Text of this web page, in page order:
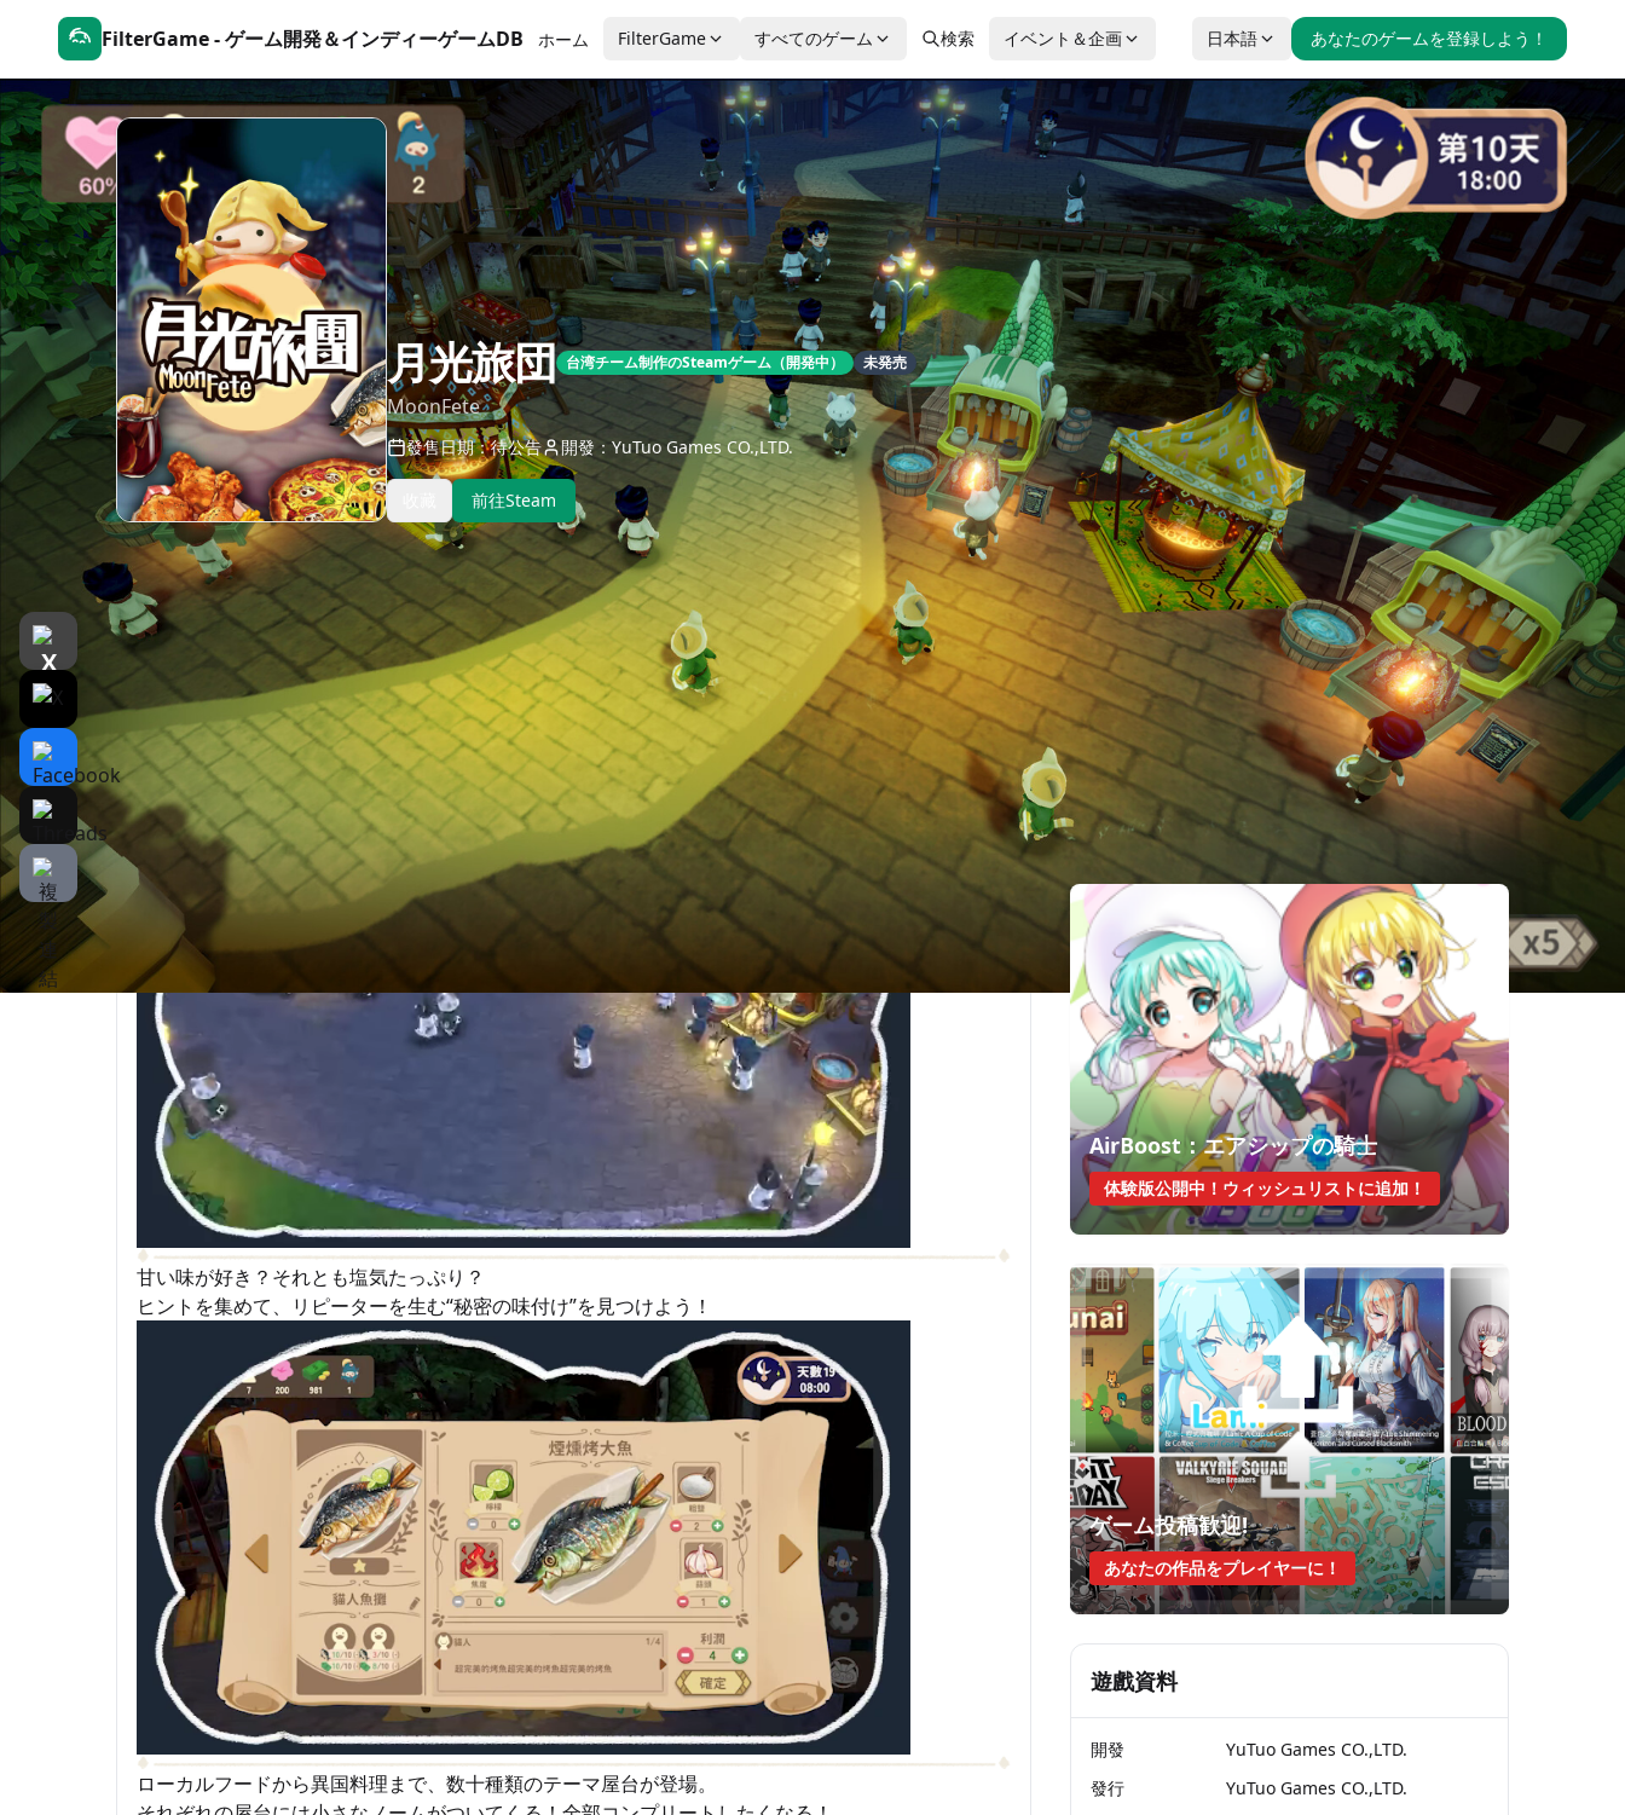
FilterGame - ゲーム開発＆インディーゲームDB ホーム FilterGame すべてのゲーム 検索 イベント＆企画 日本語 あなたのゲームを登録しよう！
月光旅団 台湾チーム制作のSteamゲーム（開発中） 未発売
MoonFete
發售日期：待公告 開發：YuTuo Games CO.,LTD.
前往Steam
遊戲介紹 最後更新：2026-01-10
介紹 遊戲截圖 関連記事(1)
ゼロから始める、あなただけの夜市づくり。
どんな屋台を出すかはあなた次第！自由でにぎやかな夜を楽しもう。
甘い味が好き？それとも塩気たっぷり？
ヒントを集めて、リピーターを生む“秘密の味付け”を見つけよう！
ローカルフードから異国料理まで、数十種類のテーマ屋台が登場。
相似遊戲
Furest: A
Woodland
Dining
Palette
Paper-Cut
Art Gallery
ホーンテッ
ド・クリーナ
ー
Aeruta アル
タ
Lucky Island
心地よい水族
AirBoost：エアシップの騎士
体験版公開中！ウィッシュリストに追加！
ゲーム投稿歓迎!
あなたの作品をプレイヤーに！
遊戲資料
開發
YuTuo Games CO.,LTD.
發行
YuTuo Games CO.,LTD.